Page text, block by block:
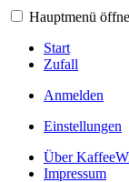
Hauptmenü
Start
Zufall
Anmelden
Einstellungen
Über
Impressum